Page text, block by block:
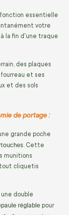
essentielle
votre
la fin d'une traque
des plaques
et ses
et des sols
de portage :
grande poche
. Cette
munitions
tout cliquetis
double
réglable pour